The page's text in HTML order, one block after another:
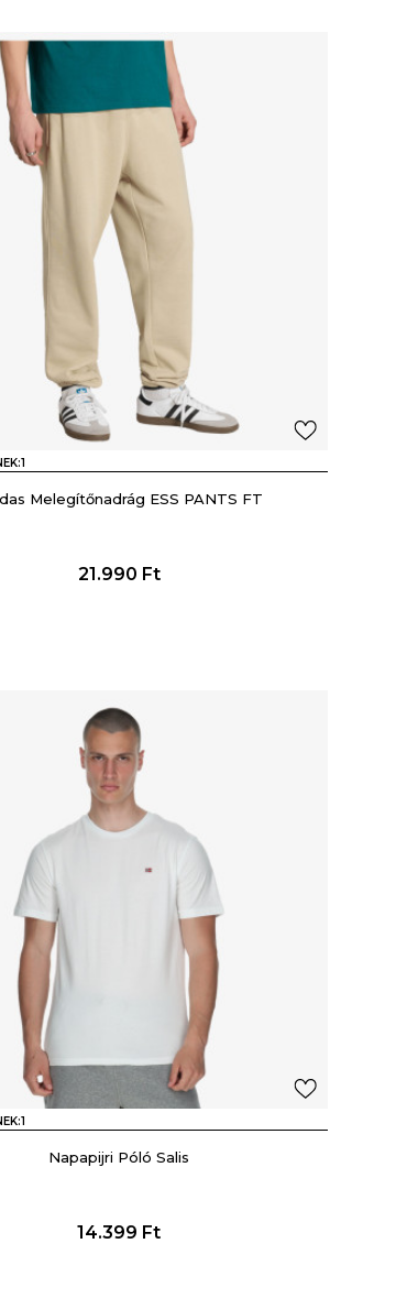
1
Melegítőnadrág ESS PANTS FT
21.990 Ft
1
Napapijri Póló Salis
14.399 Ft